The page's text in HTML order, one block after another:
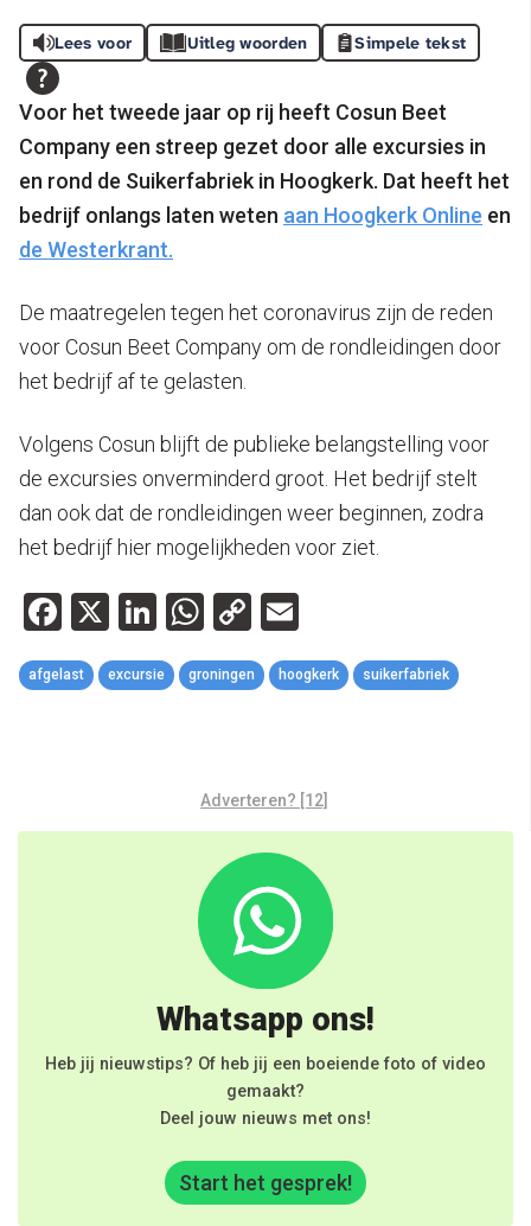
Lees voor Uitleg woorden Simpele tekst
Voor het tweede jaar op rij heeft Cosun Beet
Company een streep gezet door alle excursies in
en rond de Suikerfabriek in Hoogkerk. Dat heeft het
bedrijf onlangs laten weten aan Hoogkerk Online en
de Westerkrant.
De maatregelen tegen het coronavirus zijn de reden
voor Cosun Beet Company om de rondleidingen door
het bedrijf af te gelasten.
Volgens Cosun blijft de publieke belangstelling voor
de excursies onverminderd groot. Het bedrijf stelt
dan ook dat de rondleidingen weer beginnen, zodra
het bedrijf hier mogelijkheden voor ziet.
Facebook
X LinkedIn
WhatsApp
Copy
Link
afgelast excursie groningen hoogkerk suikerfabriek
Adverteren? [12]
Whatsapp ons!
Heb jij nieuwstips? Of heb jij een boeiende foto of video
gemaakt?
Deel jouw nieuws met ons!
Start het gesprek!